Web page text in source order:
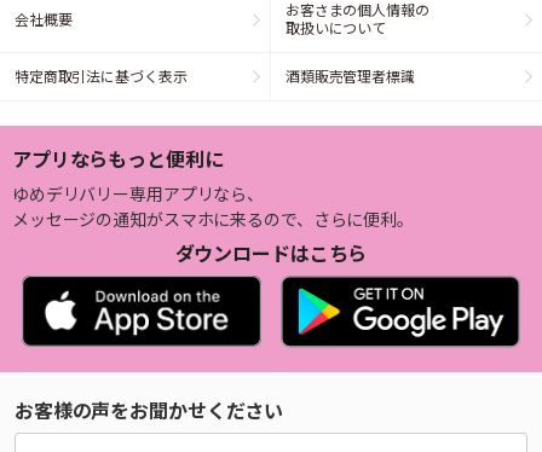
会社概要
お客さまの個人情報の
取扱いについて
特定商取引法に基づく表示 酒類販売管理者標識
アプリならもっと便利に
ゆめデリバリー専用アプリなら、
メッセージの通知がスマホに来るので、さらに便利。
ダウンロードはこちら
お客様の声をお聞かせください